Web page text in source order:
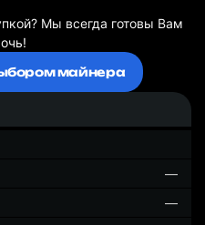
Мы всегда готовы Вам
майнера
—
—